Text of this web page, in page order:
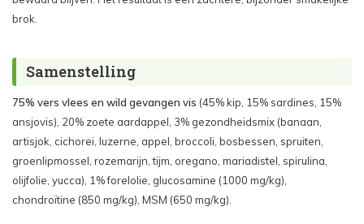
brok.
Samenstelling
75% vers vlees en wild gevangen vis (45% kip, 15% sardines, 15%
ansjovis), 20% zoete aardappel, 3% gezondheidsmix (banaan,
artisjok, cichorei, luzerne, appel, broccoli, bosbessen, spruiten,
groenlipmossel, rozemarijn, tijm, oregano, mariadistel, spirulina,
olijfolie, yucca), 1% forelolie, glucosamine (1000 mg/kg),
chondroïtine (850 mg/kg), MSM (650 mg/kg).